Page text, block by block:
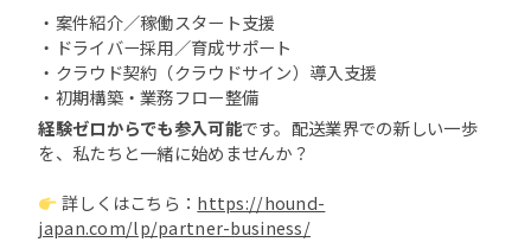
・案件紹介／稼働スタート支援
・ドライバー採用／育成サポート
・クラウド契約（クラウドサイン）導入支援
・初期構築・業務フロー整備
経験ゼロからでも参入可能です。配送業界での新しい一歩
を、私たちと一緒に始めませんか？
詳しくはこちら： https://hound-
japan.com/lp/partner-business/